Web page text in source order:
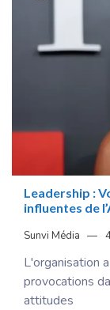
Leadership :
influentes de
Sunvi Média
L'organisation
provocations
attitudes